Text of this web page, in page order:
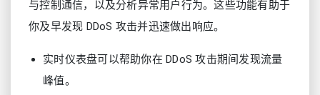
与控制通信，以及分析异常用户行为。这些功能有助于
你及早发现 DDoS 攻击并迅速做出响应。
实时仪表盘可以帮助你在 DDoS 攻击期间发现流量
峰值。